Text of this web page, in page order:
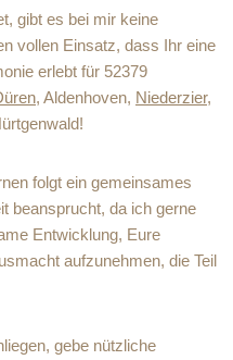
gibt es bei mir keine
vollen Einsatz, dass Ihr eine
erlebt für 52379
, Aldenhoven, Niederzier,
folgt ein gemeinsames
beansprucht, da ich gerne
Entwicklung, Eure
aufzunehmen, die Teil
gebe nützliche